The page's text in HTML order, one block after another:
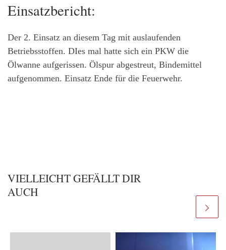
Einsatzbericht:
Der 2. Einsatz an diesem Tag mit auslaufenden
Betriebsstoffen. DIes mal hatte sich ein PKW die
Ölwanne aufgerissen. Ölspur abgestreut, Bindemittel
aufgenommen. Einsatz Ende für die Feuerwehr.
VIELLEICHT GEFÄLLT DIR
AUCH